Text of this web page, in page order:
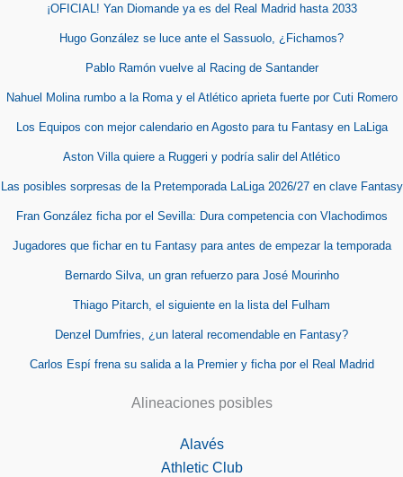
¡OFICIAL! Yan Diomande ya es del Real Madrid hasta 2033
Hugo González se luce ante el Sassuolo, ¿Fichamos?
Pablo Ramón vuelve al Racing de Santander
Nahuel Molina rumbo a la Roma y el Atlético aprieta fuerte por Cuti Romero
Los Equipos con mejor calendario en Agosto para tu Fantasy en LaLiga
Aston Villa quiere a Ruggeri y podría salir del Atlético
Las posibles sorpresas de la Pretemporada LaLiga 2026/27 en clave Fantasy
Fran González ficha por el Sevilla: Dura competencia con Vlachodimos
Jugadores que fichar en tu Fantasy para antes de empezar la temporada
Bernardo Silva, un gran refuerzo para José Mourinho
Thiago Pitarch, el siguiente en la lista del Fulham
Denzel Dumfries, ¿un lateral recomendable en Fantasy?
Carlos Espí frena su salida a la Premier y ficha por el Real Madrid
Alineaciones posibles
Alavés
Athletic Club